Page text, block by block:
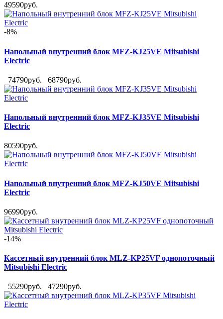
49590руб.
-8%
Напольный внутренний блок MFZ-KJ25VE Mitsubishi
Electric
74790руб. 68790руб.
Напольный внутренний блок MFZ-KJ35VE Mitsubishi
Electric
80590руб.
Напольный внутренний блок MFZ-KJ50VE Mitsubishi
Electric
96990руб.
-14%
Кассетный внутренний блок MLZ-KP25VF однопоточный
Mitsubishi Electric
55290руб. 47290руб.